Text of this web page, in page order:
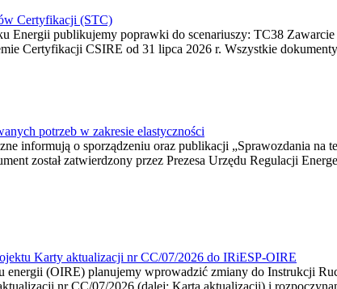
Certyfikacji (STC)
Energii publikujemy poprawki do scenariuszy: TC38
Certyfikacji CSIRE od 31 lipca 2026 r. Wszystkie
potrzeb w zakresie elastyczności
informują o sporządzeniu oraz publikacji „Sprawozdania
został zatwierdzony przez Prezesa Urzędu Regulacji
Karty aktualizacji nr CC/07/2026 do IRiESP-OIRE
energii (OIRE) planujemy wprowadzić zmiany do Instrukcji
nr CC/07/2026 (dalej: Karta aktualizacji) i